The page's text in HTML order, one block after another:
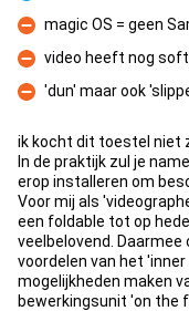
Pro
Con
magic OS = geen
Con
video heeft nog
Con
'dun' maar ook
ik kocht dit toestel niet
In de praktijk zul je
erop installeren om
Voor mij als
een foldable tot op
veelbelovend.
voordelen van het
mogelijkheden maken
bewerkingsunit 'on the